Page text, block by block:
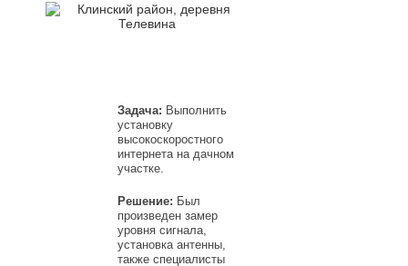
Задача: Выполнить
установку
высокоскоростного
интернета на дачном
участке.
Решение: Был
произведен замер
уровня сигнала,
установка антенны,
также специалисты